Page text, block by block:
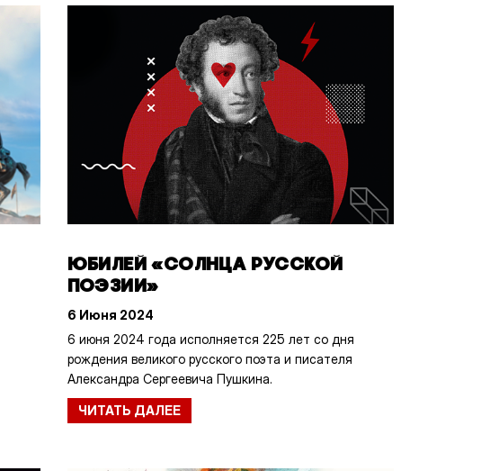
ЮБИЛЕЙ «СОЛНЦА РУССКОЙ
ПОЭЗИИ»
6 Июня 2024
6 июня 2024 года исполняется 225 лет со дня
рождения великого русского поэта и писателя
Александра Сергеевича Пушкина.
ЧИТАТЬ ДАЛЕЕ